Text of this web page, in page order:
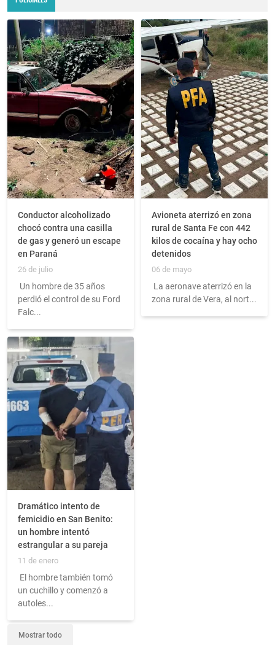
Conductor alcoholizado
chocó contra una casilla
de gas y generó un escape
en Paraná
26 de julio
Un hombre de 35 años
perdió el control de su Ford
Falc...
Avioneta aterrizó en zona
rural de Santa Fe con 442
kilos de cocaína y hay ocho
detenidos
06 de mayo
La aeronave aterrizó en la
zona rural de Vera, al nort...
Dramático intento de
femicidio en San Benito:
un hombre intentó
estrangular a su pareja
11 de enero
El hombre también tomó
un cuchillo y comenzó a
autoles...
Mostrar todo